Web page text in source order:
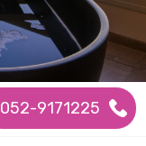
052-9171225